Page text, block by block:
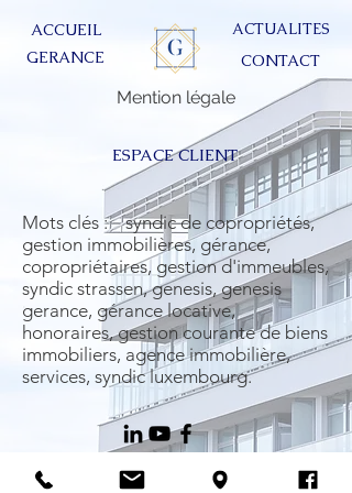
ACCUEIL
GERANCE
ACTUALITES
CONTACT
Mention légale
ESPACE CLIENT
Mots clés : syndic de copropriétés,
gestion immobilières, gérance,
copropriétaires, gestion d'immeubles,
syndic strassen, genesis, genesis
gerance, gérance locative,
honoraires, gestion courante de biens
immobiliers, agence immobilière,
services, syndic luxembourg.